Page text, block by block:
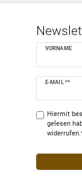
VORNAME
E-MAIL **
Newsletter
Hiermit
gelesen